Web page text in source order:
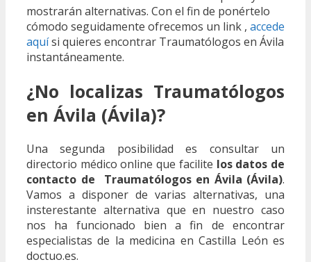
mostrarán alternativas. Con el fin de ponértelo
cómodo seguidamente ofrecemos un link , accede
aquísi quieres encontrar Traumatólogos en Ávila
instantáneamente.
¿No localizas Traumatólogos
en Ávila (Ávila)?
Una segunda posibilidad es consultar un
directorio médico online que facilite los datos de
contacto de Traumatólogos en Ávila (Ávila).
Vamos a disponer de varias alternativas, una
insterestante alternativa que en nuestro caso
nos ha funcionado bien a fin de encontrar
especialistas de la medicina en Castilla León es
doctuo.es.